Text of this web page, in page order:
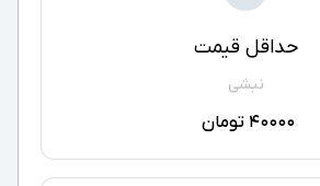
حداقل قیمت
نبشی
40000 تومان